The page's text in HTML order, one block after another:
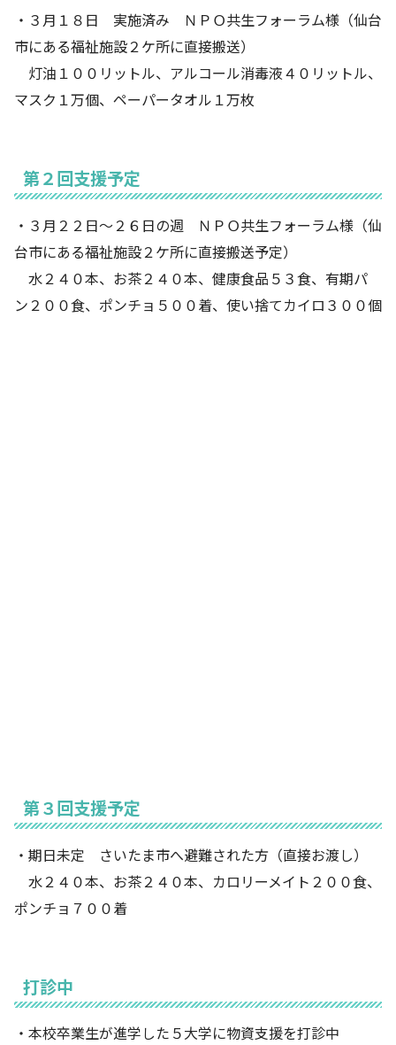
・３月１８日 実施済み ＮＰＯ共生フォーラム様（仙台
市にある福祉施設２ケ所に直接搬送）
灯油１００リットル、アルコール消毒液４０リットル、
マスク１万個、ペーパータオル１万枚
第２回支援予定
・３月２２日～２６日の週 ＮＰＯ共生フォーラム様（仙
台市にある福祉施設２ケ所に直接搬送予定）
水２４０本、お茶２４０本、健康食品５３食、有期パ
ン２００食、ポンチョ５００着、使い捨てカイロ３００個
第３回支援予定
・期日未定 さいたま市へ避難された方（直接お渡し）
水２４０本、お茶２４０本、カロリーメイト２００食、
ポンチョ７００着
打診中
・本校卒業生が進学した５大学に物資支援を打診中